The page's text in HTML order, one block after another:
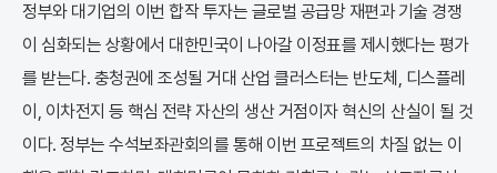
정부와 대기업의 이번 합작 투자는 글로벌 공급망 재편과 기술 경쟁
이 심화되는 상황에서 대한민국이 나아갈 이정표를 제시했다는 평가
를 받는다. 충청권에 조성될 거대 산업 클러스터는 반도체, 디스플레
이, 이차전지 등 핵심 전략 자산의 생산 거점이자 혁신의 산실이 될 것
이다. 정부는 수석보좌관회의를 통해 이번 프로젝트의 차질 없는 이